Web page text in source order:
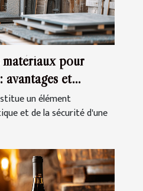
pour
avantages et
un élément
et de la sécurité d'une